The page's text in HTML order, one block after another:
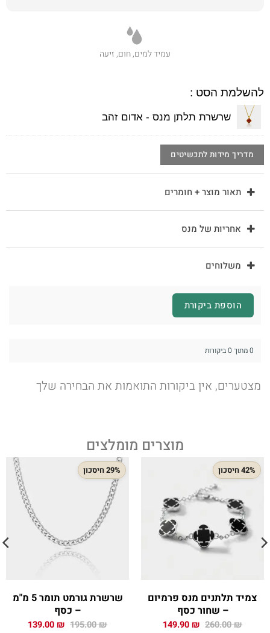
עמיד למים, חום, זיעה
להשלמת הסט :
שרשרת תלתן מנס - אדום זהב
מדריך מידות לתכשיטים
תאור מוצר + חומרים
אחריות של מנס
משלוחים
הוספת ביקורת
0 מתוך 0 ביקורות
מצטערים, אין ביקורות התואמות את הבחירה שלך
מוצרים מומלצים
42% חיסכון
צמיד תלתנים מנס פרמיום
– שחור כסף
260.00₪ המחיר
149.90₪ המחיר
29% חיסכון
שרשרת גורמט תומר 5 מ"מ
– כסף
195.00₪ המחיר
139.00₪ המחיר